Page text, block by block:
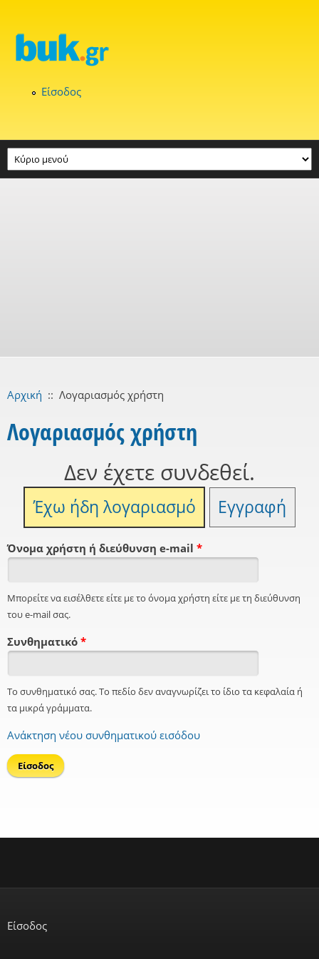
Είσοδος
Αρχική :: Λογαριασμός χρήστη
Λογαριασμός χρήστη
Δεν έχετε συνδεθεί.
Έχω ήδη λογαριασμό Εγγραφή
Όνομα χρήστη ή διεύθυνση e-mail *
Μπορείτε να εισέλθετε είτε με το όνομα χρήστη είτε με τη διεύθυνση
του e-mail σας.
Συνθηματικό *
Το συνθηματικό σας. Το πεδίο δεν αναγνωρίζει το ίδιο τα κεφαλαία ή
τα μικρά γράμματα.
Ανάκτηση νέου συνθηματικού εισόδου
Είσοδος